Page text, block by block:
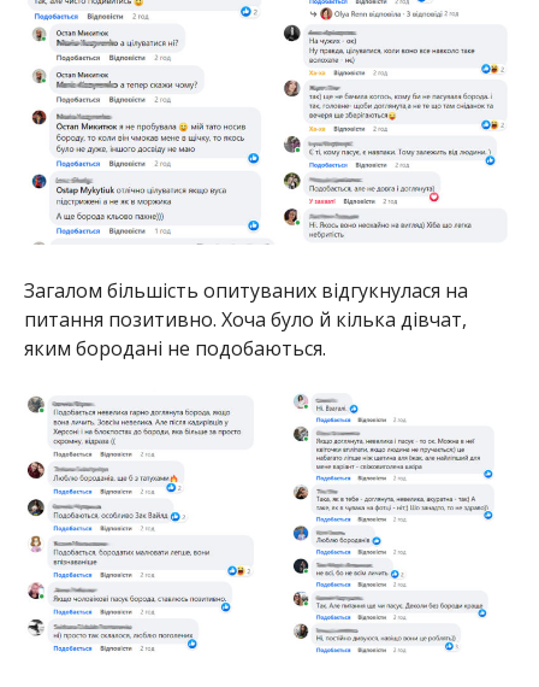
Загалом більшість опитуваних відгукнулася на
питання позитивно. Хоча було й кілька дівчат,
яким бородані не подобаються.